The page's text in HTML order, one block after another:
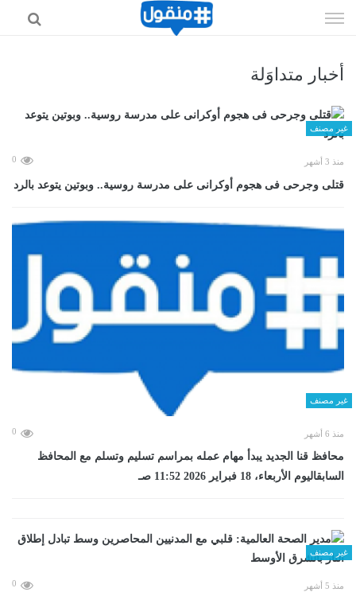
الى
أخبار متداوَلة
غير مصنف
منذ 3 أشهر 0
قتلى وجرحى فى هجوم أوكرانى على مدرسة روسية.. وبوتين يتوعد بالرد
غير مصنف
منذ 6 أشهر 0
محافظ قنا الجديد يبدأ مهام عمله بمراسم تسليم وتسلم مع المحافظ
السابقاليوم الأربعاء، 18 فبراير 2026 11:52 صـ
غير مصنف
منذ 5 أشهر 0